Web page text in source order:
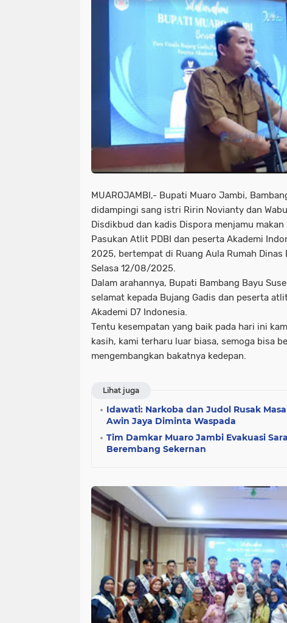
MUAROJAMBI,- Bupati Muaro Jambi,
didampingi sang istri Ririn Novianty dan
Disdikbud dan kadis Dispora menjamu
Pasukan Atlit PDBI dan peserta Akademi
2025, bertempat di Ruang Aula Rumah
Selasa 12/08/2025.
Dalam arahannya, Bupati Bambang Bayu
selamat kepada Bujang Gadis dan peserta
Akademi D7 Indonesia.
Tentu kesempatan yang baik pada hari ini
kasih, kami terharu luar biasa, semoga bisa
mengembangkan bakatnya kedepan.
Lihat juga
Idawati: Narkoba dan Judol Rusak
Awin Jaya Diminta Waspada
Tim Damkar Muaro Jambi Evakuasi
Berembang Sekernan